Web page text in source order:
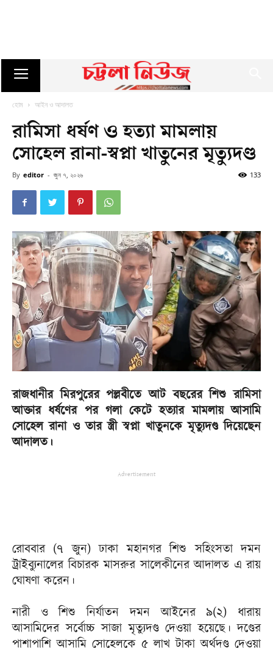
হোম আইন ও আদালত
রামিসা ধর্ষণ ও হত্যা মামলায়
সোহেল রানা-স্বপ্না খাতুনের মৃত্যুদণ্ড
By editor - জুন ৭, ২০২৬ 133
রাজধানীর মিরপুরের পল্লবীতে আট বছরের শিশু রামিসা
আক্তার ধর্ষণের পর গলা কেটে হত্যার মামলায় আসামি
সোহেল রানা ও তার স্ত্রী স্বপ্না খাতুনকে মৃত্যুদণ্ড দিয়েছেন
আদালত।
Advertisement
রোববার (৭ জুন) ঢাকা মহানগর শিশু সহিংসতা দমন
ট্রাইব্যুনালের বিচারক মাসরুর সালেকীনের আদালত এ রায়
ঘোষণা করেন।
নারী ও শিশু নির্যাতন দমন আইনের ৯(২) ধারায়
আসামিদের সর্বোচ্চ সাজা মৃত্যুদণ্ড দেওয়া হয়েছে। দণ্ডের
পাশাপাশি আসামি সোহেলকে ৫ লাখ টাকা অর্থদণ্ড দেওয়া